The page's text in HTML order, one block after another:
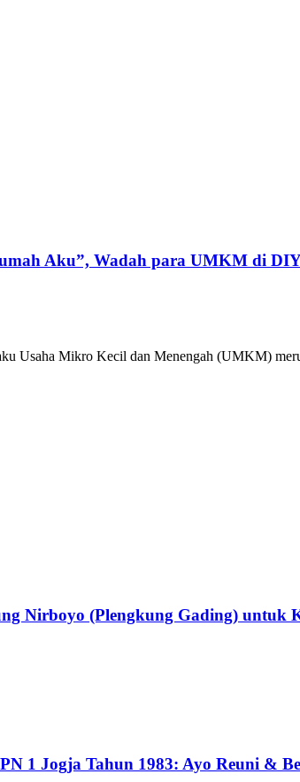
Aku”, Wadah para UMKM di
Usaha Mikro Kecil dan Menengah (UMKM)
Nirboyo (Plengkung Gading) untuk
1 Jogja Tahun 1983: Ayo Reuni &